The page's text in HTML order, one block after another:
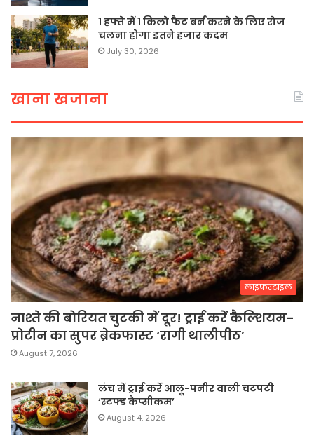
1 हफ्ते में 1 किलो फैट बर्न करने के लिए रोज
चलना होगा इतने हजार कदम
July 30, 2026
खाना खजाना
लाइफस्टाइल
नाश्ते की बोरियत चुटकी में दूर! ट्राई करें कैल्शियम-
प्रोटीन का सुपर ब्रेकफास्ट ‘रागी थालीपीठ’
August 7, 2026
लंच में ट्राई करें आलू-पनीर वाली चटपटी
‘स्टफ्ड कैप्सीकम’
August 4, 2026